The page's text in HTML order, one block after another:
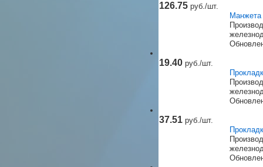
126.75 руб./шт.
Манжета
19.40 руб./шт.
37.51 руб./шт.